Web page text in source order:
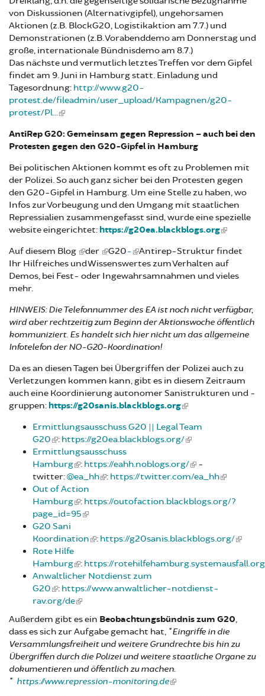
von Diskussionen (Alternativgipfel), ungehorsamen
Aktionen (z.B. BlockG20, Logistikaktion am 7.7.) und
Demonstrationen (z.B. Vorabenddemo am Donnerstag und
große, internationale Bündnisdemo am 8.7.)
Das nächste und vermutlich letztes Treffen vor dem Gipfel
findet am 9. Juni in Hamburg statt. Einladung und
Tagesordnung: http://www.g20-
protest.de/fileadmin/user_upload/Kampagnen/g20-
protest/Pl...
AntiRep G20: Gemeinsam gegen Repression – auch bei den
Protesten gegen den G20-Gipfel in Hamburg
Bei politischen Aktionen kommt es oft zu Problemen mit
der Polizei. So auch ganz sicher bei den Protesten gegen
den G20-Gipfel in Hamburg. Um eine Stelle zu haben, wo
Infos zur Vorbeugung und den Umgang mit staatlichen
Repressialien zusammengefasst sind, wurde eine spezielle
website eingerichtet:https://g20ea.blackblogs.org
Auf diesem Blog
der G20-
Antirep-Struktur findet
Ihr Hilfreiches und Wissenswertes zum Verhalten auf
Demos, bei Fest- oder Ingewahrsamnahmen und vieles
mehr.
HINWEIS: Die Telefonnummer des EA ist noch nicht verfügbar,
wird aber rechtzeitig zum Beginn der Aktionswoche öffentlich
kommuniziert. Es handelt sich hier nicht um das allgemeine
Infotelefon der NO-G20-Koordination!
Da es an diesen Tagen bei Übergriffen der Polizei auch zu
Verletzungen kommen kann, gibt es in diesem Zeitraum
auch eine Koordinierung autonomer Sanistrukturen und -
gruppen:https://g20sanis.blackblogs.org
Ermittlungsausschuss G20 || Legal Team
G20
: https://g20ea.blackblogs.org/
Ermittlungsausschuss
Hamburg
: https://eahh.noblogs.org/
-
twitter:@ea_hh : https://twitter.com/ea_hh
Out of Action
Hamburg
: https://outofaction.blackblogs.org/?
page_id=95
G20 Sani
Koordination
: https://g20sanis.blackblogs.org/
Rote Hilfe
Hamburg
: https://
Anwaltlicher Notdienst zum
G20
: https://www.anwaltlicher-notdienst-
rav.org/de
Außerdem gibt es ein Beobachtungsbündnis zum G20,
dass es sich zur Aufgabe gemacht hat, "Eingriffe in die
Versammlungsfreiheit und weitere Grundrechte bis hin zu
Übergriffen durch die Polizei und weitere staatliche Organe zu
dokumentieren und öffentlich zu machen.
" https://www.repression-monitoring.de